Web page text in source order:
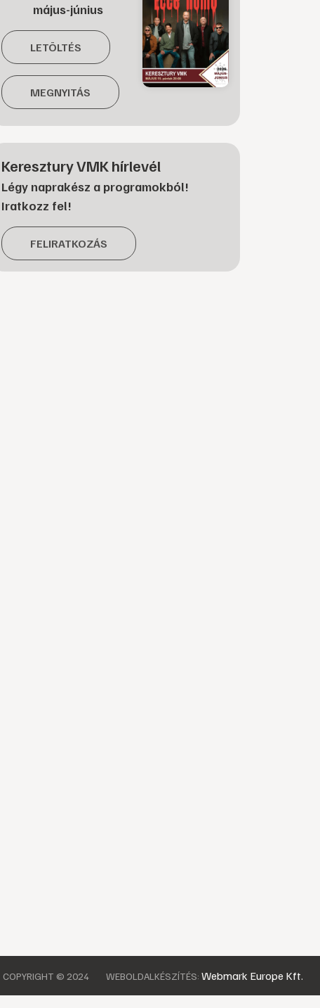
május-június
LETÖLTÉS
MEGNYITÁS
Keresztury VMK hírlevél
Légy naprakész a programokból!
Iratkozz fel!
FELIRATKOZÁS
COPYRIGHT © 2024 WEBOLDALKÉSZÍTÉS: Webmark Europe Kft.